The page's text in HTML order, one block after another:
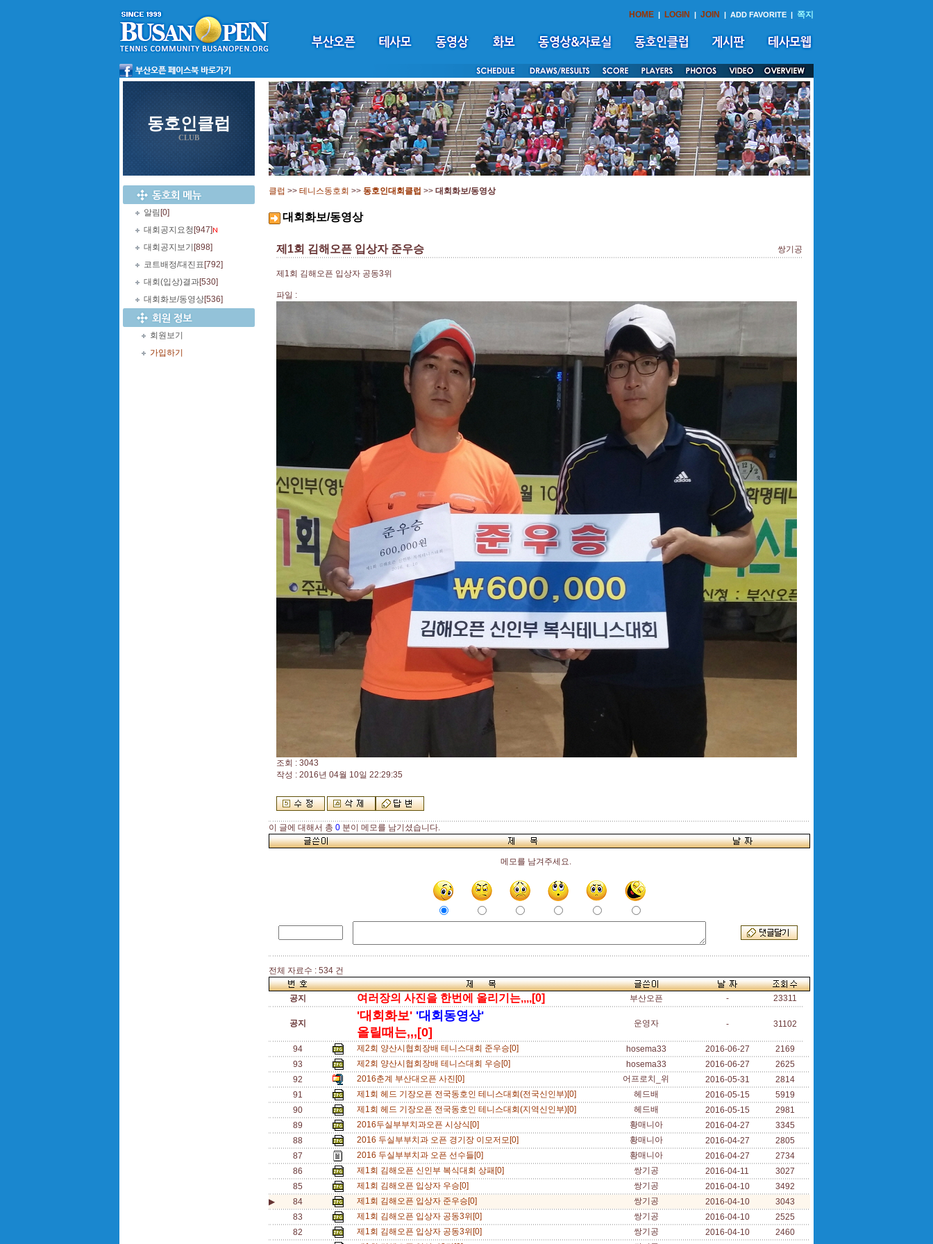
HOME | LOGIN | JOIN | ADD FAVORITE | 쪽지
동호인클럽
CLUB
알림 [0]
대회공지요청 [947]
대회공지보기 [898]
코트배정/대진표 [792]
대회(입상)결과[530]
대회화보/동영상[536]
회원보기
가입하기
클럽 >> 테니스동호회 >> 동호인대회클럽 >> 대회화보/동영상
대회화보/동영상
제1회 김해오픈 입상자 준우승 쌍기공
제1회 김해오픈 입상자 공동3위
파일 :
조회 : 3043
작성 : 2016년 04월 10일 22:29:35
이 글에 대해서 총 0 분이 메모를 남기셨습니다.
메모를 남겨주세요.
전체 자료수 : 534 건
공지 여러장의 사진을 한번에 올리기는,,,,[0] 부산오픈 - 23311
공지
'대회화보' '대회동영상'
올릴때는,,,[0]
운영자 - 31102
94 제2회 양산시협회장배 테니스대회 준우승[0] hosema33 2016-06-27
2169
93
제2회 양산시협회장배 테니스대회 우승[0] hosema33 2016-06-27
2625
92
2016춘계 부산대오픈 사진[0] 어프로치_위 2016-05-31
2814
91
제1회 헤드 기장오픈 전국동호인 테니스대회(전국신인부)[0] 헤드배 2016-05-15
5919
90
제1회 헤드 기장오픈 전국동호인 테니스대회(지역신인부)[0] 헤드배 2016-05-15
2981
89
2016두실부부치과오픈 시상식[0] 황매니아 2016-04-27
3345
88
2016 두실부부치과 오픈 경기장 이모저모[0] 황매니아 2016-04-27
2805
87
2016 두실부부치과 오픈 선수들[0] 황매니아 2016-04-27
2734
86
제1회 김해오픈 신인부 복식대회 상패[0] 쌍기공 2016-04-11
3027
85
제1회 김해오픈 입상자 우승[0] 쌍기공 2016-04-10
3492
▶
84 제1회 김해오픈 입상자 준우승[0] 쌍기공 2016-04-10
3043
83
제1회 김해오픈 입상자 공동3위[0] 쌍기공 2016-04-10
2525
82
제1회 김해오픈 입상자 공동3위[0] 쌍기공 2016-04-10
2460